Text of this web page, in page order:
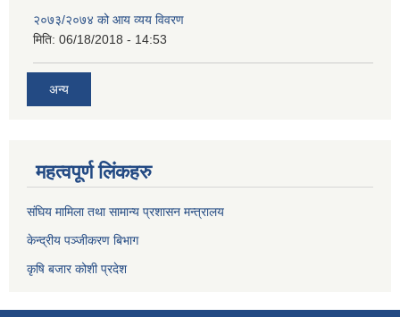
२०७३/२०७४ को आय व्यय विवरण
मिति: 06/18/2018 - 14:53
अन्य
महत्वपूर्ण लिंकहरु
संघिय मामिला तथा सामान्य प्रशासन मन्त्रालय
केन्द्रीय पञ्जीकरण बिभाग
कृषि बजार कोशी प्रदेश